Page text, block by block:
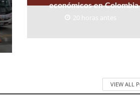
económicos en Colombia
20 horas antes
VIEW ALL